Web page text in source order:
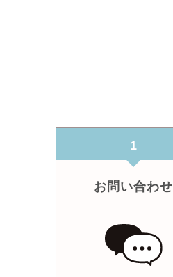
1
お問い合わせ